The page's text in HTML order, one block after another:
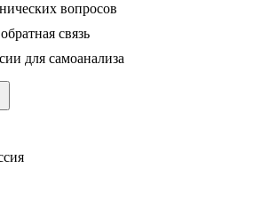
вопросов
связь
для самоанализа